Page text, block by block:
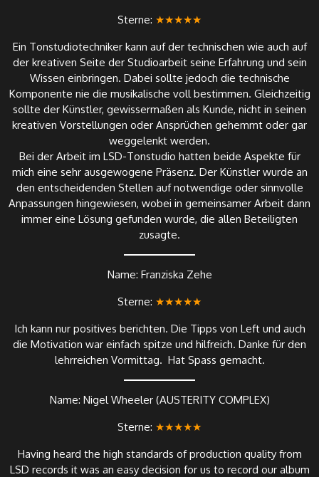
Sterne: ★★★★★
Ein Tonstudiotechniker kann auf der technischen wie auch auf
der kreativen Seite der Studioarbeit seine Erfahrung und sein
Wissen einbringen. Dabei sollte jedoch die technische
Komponente nie die musikalische voll bestimmen. Gleichzeitig
sollte der Künstler, gewissermaßen als Kunde, nicht in seinen
kreativen Vorstellungen oder Ansprüchen gehemmt oder gar
weggelenkt werden.
Bei der Arbeit im LSD-Tonstudio hatten beide Aspekte für
mich eine sehr ausgewogene Präsenz. Der Künstler wurde an
den entscheidenden Stellen auf notwendige oder sinnvolle
Anpassungen hingewiesen, wobei in gemeinsamer Arbeit dann
immer eine Lösung gefunden wurde, die allen Beteiligten
zusagte.
Name: Franziska Zehe
Sterne: ★★★★★
Ich kann nur positives berichten. Die Tipps von Left und auch
die Motivation war einfach spitze und hilfreich. Danke für den
lehrreichen Vormittag. Hat Spass gemacht.
Name: Nigel Wheeler (AUSTERITY COMPLEX)
Sterne: ★★★★★
Having heard the high standards of production quality from
LSD records it was an easy decision for us to record our album